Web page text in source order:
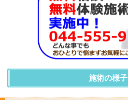
施術の様子